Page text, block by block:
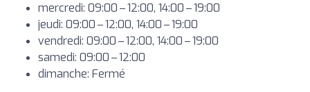
mercredi: 09:00 – 12:00, 14:00 – 19:00
jeudi: 09:00 – 12:00, 14:00 – 19:00
vendredi: 09:00 – 12:00, 14:00 – 19:00
samedi: 09:00 – 12:00
dimanche: Fermé